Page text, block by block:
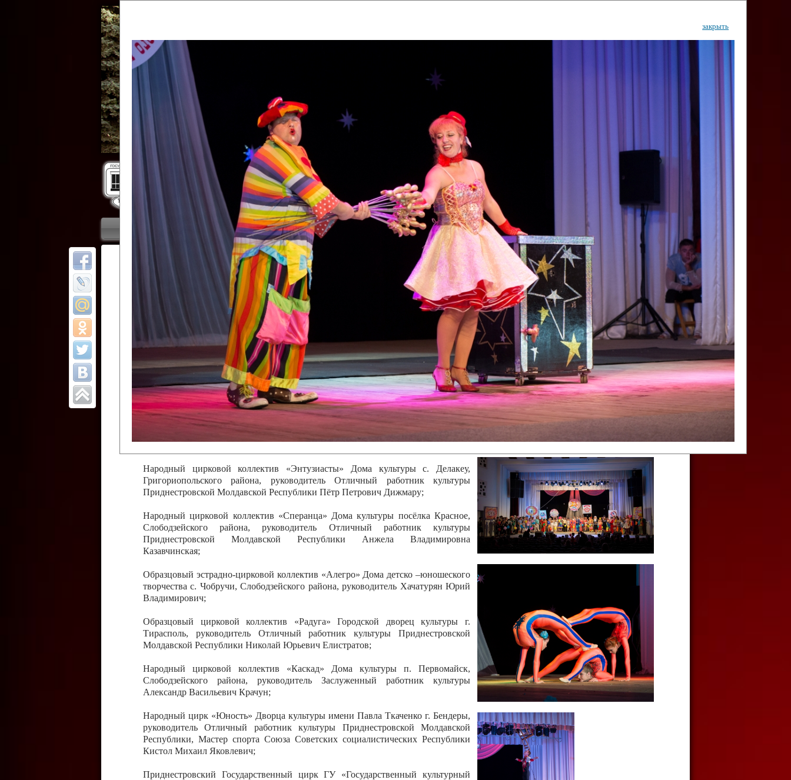
Государственный культурный центр
Дворец Республики
Приветствие Коллективы Новости Афиша Арт-монитор Арт-прожектор Контакты
ОТЧЕТЫ ГКЦ "ДВОРЕЦ РЕСПУБЛИКИ"
закрыть
Все отчеты
Финал Республиканского фестиваля
цирковых коллективов "Созвездие
Приднестровского цирка"
Участники фестиваля:
Образцовый эстрадно-цирковой коллектив «Ровесник» Дом культуры с.
Протягайловка, г. Бендеры , руководитель Рогожинер Светлана Георгиевна
Народный цирковой клоунский коллектив «Шари-вари» МУ «Культурно-
досуговый центр «Шелковик» г.Бендеры, руководители Отличные работники
культуры Приднестровской Молдавской Республики Алёна Александровна и
Олег Степанович Райлян;
Народный цирковой коллектив «Энтузиасты» Дома культуры с. Делакеу,
Григориопольского района, руководитель Отличный работник культуры
Приднестровской Молдавской Республики Пётр Петрович Дижмару;
Народный цирковой коллектив «Сперанца» Дома культуры посёлка Красное,
Слободзейского района, руководитель Отличный работник культуры
Приднестровской Молдавской Республики Анжела Владимировна
Казавчинская;
Образцовый эстрадно-цирковой коллектив «Алегро» Дома детско –юношеского
творчества с. Чобручи, Слободзейского района, руководитель Хачатурян Юрий
Владимирович;
Образцовый цирковой коллектив «Радуга» Городской дворец культуры г.
Тирасполь, руководитель Отличный работник культуры Приднестровской
Молдавской Республики Николай Юрьевич Елистратов;
Народный цирковой коллектив «Каскад» Дома культуры п. Первомайск,
Слободзейского района, руководитель Заслуженный работник культуры
Александр Васильевич Крачун;
Народный цирк «Юность» Дворца культуры имени Павла Ткаченко г. Бендеры,
руководитель Отличный работник культуры Приднестровской Молдавской
Республики, Мастер спорта Союза Советских социалистических Республики
Кистол Михаил Яковлевич;
Приднестровский Государственный цирк ГУ «Государственный культурный